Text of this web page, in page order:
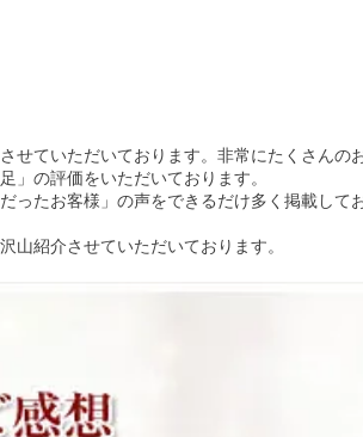
ていただいております。非常にたくさんの
」の評価をいただいております。
ったお客様」の声をできるだけ多く掲載し
山紹介させていただいております。